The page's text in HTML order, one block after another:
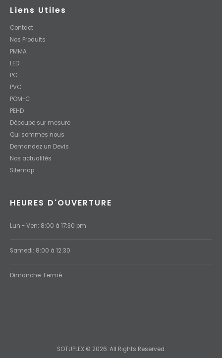
Liens Utiles
Contact
Nos Produits
PMMA
LED
PC
PVC
POM-C
PEHD
Découpe sur mesure
Qui sommes nous
Demandez un Devis
Nos actualités
Sitemap
HEURES D'OUVERTURE
Lun - Ven: 8:00 à 17:30 pm
Samedi: 8:00 à 12:30
Dimanche: Fermé
SOTUPLEX © 2026. All Rights Reserved.